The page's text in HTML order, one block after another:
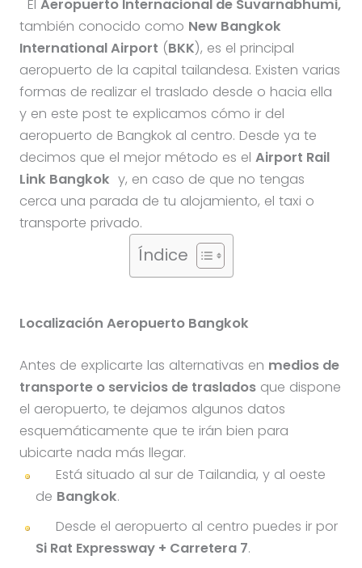
El Aeropuerto Internacional de Suvarnabhumi,
también conocido como New Bangkok
International Airport (BKK), es el principal
aeropuerto de la capital tailandesa. Existen varias
formas de realizar el traslado desde o hacia ella
y en este post te explicamos cómo ir del
aeropuerto de Bangkok al centro. Desde ya te
decimos que el mejor método es el Airport Rail
Link Bangkok y, en caso de que no tengas
cerca una parada de tu alojamiento, el taxi o
transporte privado.
Índice
Localización Aeropuerto Bangkok
Antes de explicarte las alternativas en medios de
transporte o servicios de trasladosque dispone
el aeropuerto, te dejamos algunos datos
esquemáticamente que te irán bien para
ubicarte nada más llegar.
Está situado al sur de Tailandia, y al oeste
de Bangkok.
Desde el aeropuerto al centro puedes ir por
Si Rat Expressway + Carretera 7.